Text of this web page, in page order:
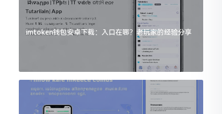
imtoken钱包安卓下载：入口在哪？老玩家的经验分享